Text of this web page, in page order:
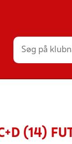
(14)